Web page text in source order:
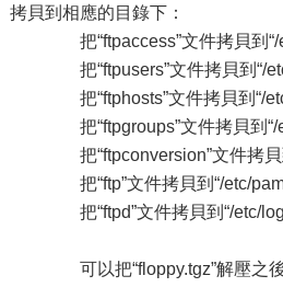
拷貝到相應的目錄下：
把“ftpaccess”文件拷貝到“/
把“ftpusers”文件拷貝到“/
把“ftphosts”文件拷貝到“/
把“ftpgroups”文件拷貝到“/
把“ftpconversion”文件拷貝到
把“ftp”文件拷貝到“/etc/
把“ftpd”文件拷貝到“/etc/
可以把“floppy.tgz”解壓之後